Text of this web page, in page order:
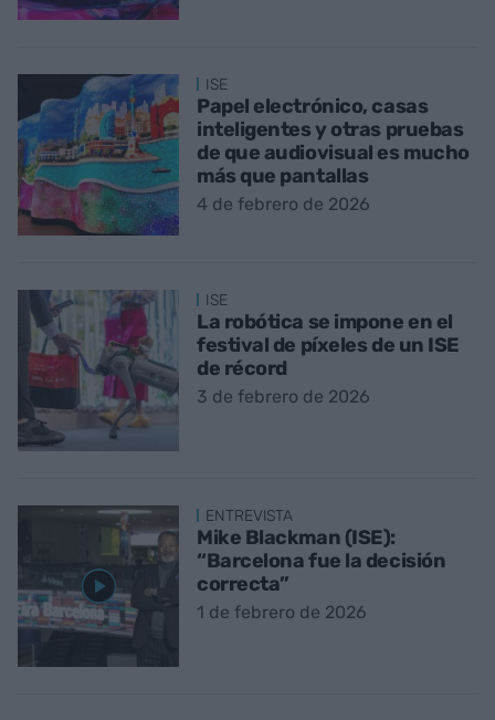
ISE
Papel electrónico, casas
inteligentes y otras pruebas
de que audiovisual es mucho
más que pantallas
4 de febrero de 2026
ISE
La robótica se impone en el
festival de píxeles de un ISE
de récord
3 de febrero de 2026
ENTREVISTA
Mike Blackman (ISE):
“Barcelona fue la decisión
correcta”
1 de febrero de 2026